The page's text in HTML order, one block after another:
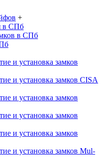
+
в СПб
в СПб
и установка замков
и установка замков CISA
и установка замков
и установка замков
и установка замков
и установка замков Mul-